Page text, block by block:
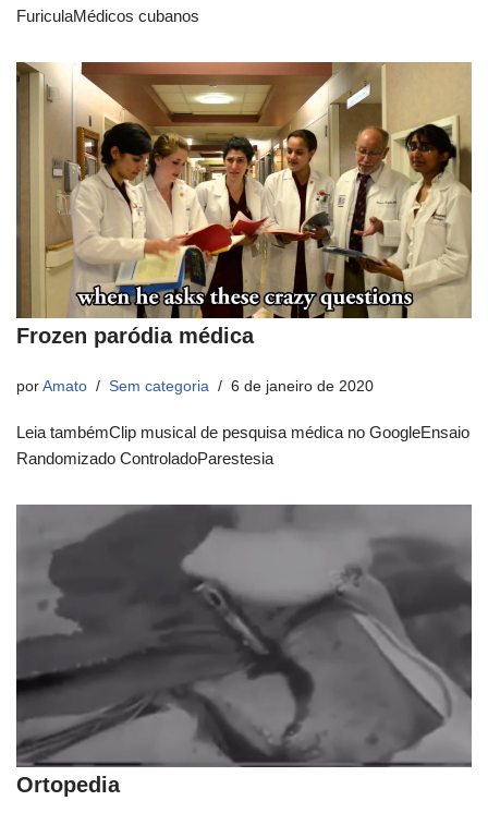
FuriculaMédicos cubanos
Frozen paródia médica
por Amato Sem categoria 6 de janeiro de 2020
Leia tambémClip musical de pesquisa médica no GoogleEnsaio
Randomizado ControladoParestesia
Ortopedia